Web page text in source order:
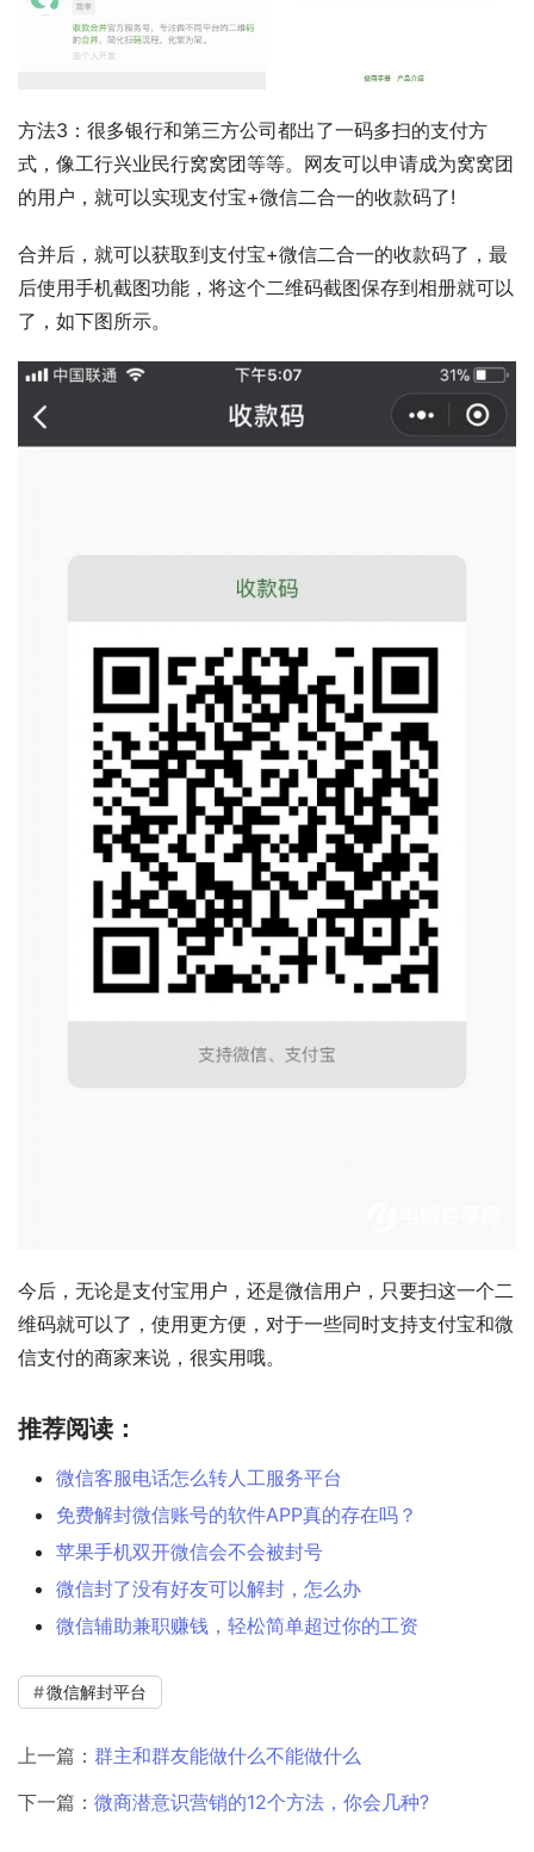
方法3：很多银行和第三方公司都出了一码多扫的支付方
式，像工行兴业民行窝窝团等等。网友可以申请成为窝窝团
的用户，就可以实现支付宝+微信二合一的收款码了!
合并后，就可以获取到支付宝+微信二合一的收款码了，最
后使用手机截图功能，将这个二维码截图保存到相册就可以
了，如下图所示。
今后，无论是支付宝用户，还是微信用户，只要扫这一个二
维码就可以了，使用更方便，对于一些同时支持支付宝和微
信支付的商家来说，很实用哦。
推荐阅读：
微信客服电话怎么转人工服务平台
免费解封微信账号的软件APP真的存在吗？
苹果手机双开微信会不会被封号
微信封了没有好友可以解封，怎么办
微信辅助兼职赚钱，轻松简单超过你的工资
微信解封平台
上一篇： 群主和群友能做什么不能做什么
下一篇： 微商潜意识营销的12个方法，你会几种?